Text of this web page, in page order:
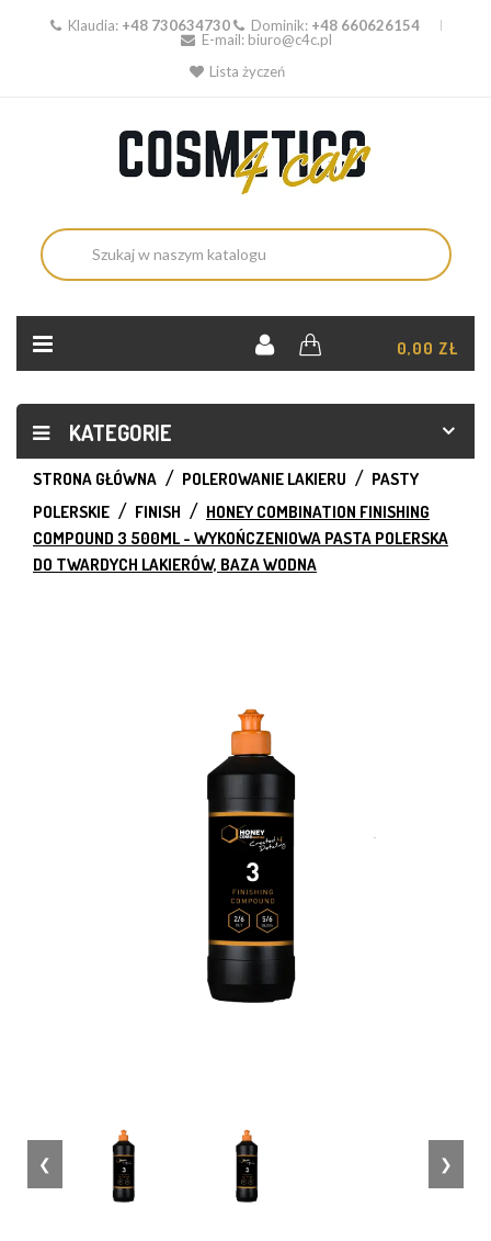
Klaudia: +48 730634730 Dominik: +48 660626154
E-mail: biuro@c4c.pl
Lista życzeń
0,00 ZŁ
KATEGORIE
STRONA GŁÓWNA POLEROWANIE LAKIERU
PASTY
POLERSKIE
FINISH
HONEY COMBINATION FINISHING
COMPOUND 3 500ML - WYKOŃCZENIOWA PASTA POLERSKA
DO TWARDYCH LAKIERÓW, BAZA WODNA
❮ ❯